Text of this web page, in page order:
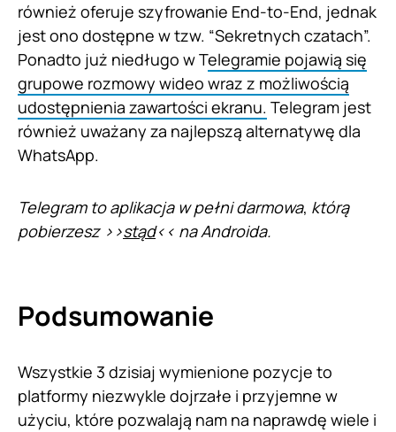
również oferuje szyfrowanie End-to-End, jednak
jest ono dostępne w tzw. “Sekretnych czatach”.
Ponadto już niedługo w Telegramie pojawią się
grupowe rozmowy wideo wraz z możliwością
udostępnienia zawartości ekranu. Telegram jest
również uważany za najlepszą alternatywę dla
WhatsApp.
Telegram to aplikacja w pełni darmowa, którą
pobierzesz >>stąd<< na Androida.
Podsumowanie
Wszystkie 3 dzisiaj wymienione pozycje to
platformy niezwykle dojrzałe i przyjemne w
użyciu, które pozwalają nam na naprawdę wiele i